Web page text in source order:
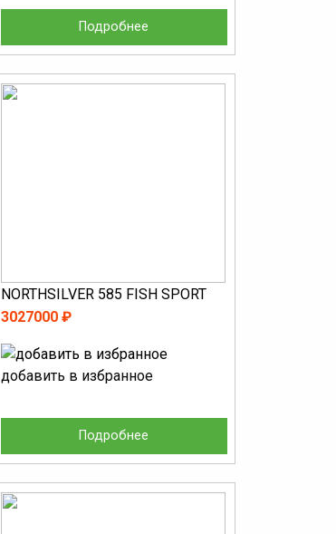
Подробнее
NORTHSILVER 585 FISH SPORT
3027000 ₽
Подробнее
добавить в избранное